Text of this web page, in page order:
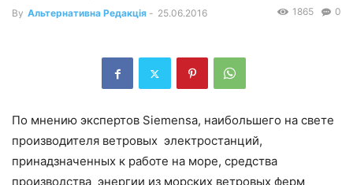
By Альтернативна Редакція - 25.06.2016 0
1865
По мнению экспертов Siemensa, наибольшего на свете
производителя ветровых электростанций,
принадзначенных к работе на море, средства
производства энергии из морских ветровых ферм